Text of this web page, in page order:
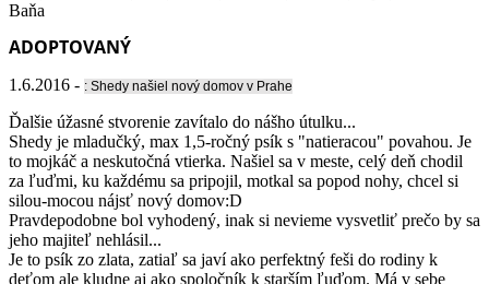
Baňa
ADOPTOVANÝ
1.6.2016 - : Shedy našiel nový domov v Prahe
Ďalšie úžasné stvorenie zavítalo do nášho útulku...
Shedy je mladučký, max 1,5-ročný psík s "natieracou" povahou. Je
to mojkáč a neskutočná vtierka. Našiel sa v meste, celý deň chodil
za ľuďmi, ku každému sa pripojil, motkal sa popod nohy, chcel si
silou-mocou nájsť nový domov:D
Pravdepodobne bol vyhodený, inak si nevieme vysvetliť prečo by sa
jeho majiteľ nehlásil...
Je to psík zo zlata, zatiaľ sa javí ako perfektný feši do rodiny k
deťom ale kludne aj ako spoločník k starším ľuďom. Má v sebe